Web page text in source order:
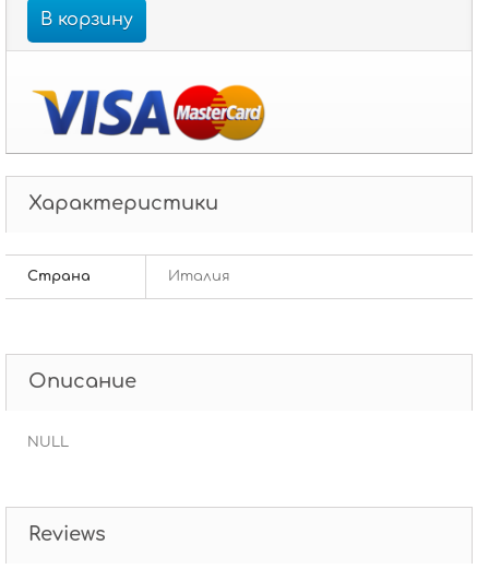
В корзину
Характеристики
Страна Италия
Описание
NULL
Reviews